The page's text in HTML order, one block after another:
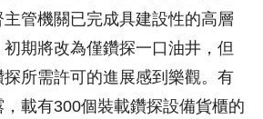
管機關已完成具建設性的高層
期將改為僅鑽探一口油井，但
所需許可的進展感到樂觀。有
載有300個裝載鑽探設備貨櫃的